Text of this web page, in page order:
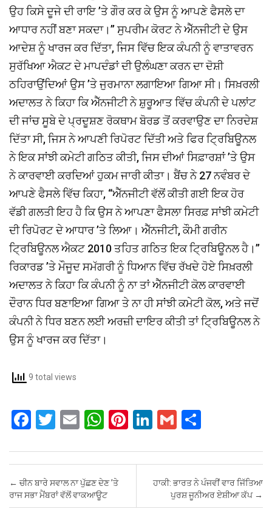
ਉਹ ਕਿਸੇ ਦੂਜੇ ਦੀ ਰਾਇ ’ਤੇ ਗੌਰ ਕਰ ਕੇ ਉਸ ਨੂੰ ਆਪਣੇ ਫੈਸਲੇ ਦਾ
ਆਧਾਰ ਨਹੀਂ ਬਣਾ ਸਕਦਾ।’’ ਸੁਪਰੀਮ ਕੋਰਟ ਨੇ ਐੱਨਜੀਟੀ ਦੇ ਉਸ
ਆਦੇਸ਼ ਨੂੰ ਖਾਰਜ ਕਰ ਦਿੱਤਾ, ਜਿਸ ਵਿੱਚ ਇਕ ਕੰਪਨੀ ਨੂੰ ਵਾਤਾਵਰਨ
ਸੁਰੱਖਿਆ ਐਕਟ ਦੇ ਮਾਪਦੰਡਾਂ ਦੀ ਉਲੰਘਣਾ ਕਰਨ ਦਾ ਦੋਸ਼ੀ
ਠਹਿਰਾਉਂਦਿਆਂ ਉਸ ’ਤੇ ਜੁਰਮਾਨਾ ਲਗਾਇਆ ਗਿਆ ਸੀ। ਸਿਖ਼ਰਲੀ
ਅਦਾਲਤ ਨੇ ਕਿਹਾ ਕਿ ਐੱਨਜੀਟੀ ਨੇ ਸ਼ੁਰੂਆਤ ਵਿੱਚ ਕੰਪਨੀ ਦੇ ਪਲਾਂਟ
ਦੀ ਜਾਂਚ ਸੂਬੇ ਦੇ ਪ੍ਰਦੂਸ਼ਣ ਰੋਕਥਾਮ ਬੋਰਡ ਤੋਂ ਕਰਵਾਉਣ ਦਾ ਨਿਰਦੇਸ਼
ਦਿੱਤਾ ਸੀ, ਜਿਸ ਨੇ ਆਪਣੀ ਰਿਪੋਰਟ ਦਿੱਤੀ ਅਤੇ ਫਿਰ ਟ੍ਰਿਬਿਊਨਲ
ਨੇ ਇਕ ਸਾਂਝੀ ਕਮੇਟੀ ਗਠਿਤ ਕੀਤੀ, ਜਿਸ ਦੀਆਂ ਸਿਫ਼ਾਰਸ਼ਾਂ ’ਤੇ ਉਸ
ਨੇ ਕਾਰਵਾਈ ਕਰਦਿਆਂ ਹੁਕਮ ਜਾਰੀ ਕੀਤਾ। ਬੈਂਚ ਨੇ 27 ਨਵੰਬਰ ਦੇ
ਆਪਣੇ ਫੈਸਲੇ ਵਿੱਚ ਕਿਹਾ, ‘‘ਐੱਨਜੀਟੀ ਵੱਲੋਂ ਕੀਤੀ ਗਈ ਇਕ ਹੋਰ
ਵੱਡੀ ਗਲਤੀ ਇਹ ਹੈ ਕਿ ਉਸ ਨੇ ਆਪਣਾ ਫੈਸਲਾ ਸਿਰਫ਼ ਸਾਂਝੀ ਕਮੇਟੀ
ਦੀ ਰਿਪੋਰਟ ਦੇ ਆਧਾਰ ’ਤੇ ਲਿਆ। ਐੱਨਜੀਟੀ, ਕੌਮੀ ਗਰੀਨ
ਟ੍ਰਿਬਿਊਨਲ ਐਕਟ 2010 ਤਹਿਤ ਗਠਿਤ ਇਕ ਟ੍ਰਿਬਿਊਨਲ ਹੈ।’’
ਰਿਕਾਰਡ ’ਤੇ ਮੌਜੂਦ ਸਮੱਗਰੀ ਨੂੰ ਧਿਆਨ ਵਿੱਚ ਰੱਖਦੇ ਹੋਏ ਸਿਖ਼ਰਲੀ
ਅਦਾਲਤ ਨੇ ਕਿਹਾ ਕਿ ਕੰਪਨੀ ਨੂੰ ਨਾ ਤਾਂ ਐੱਨਜੀਟੀ ਕੋਲ ਕਾਰਵਾਈ
ਦੌਰਾਨ ਧਿਰ ਬਣਾਇਆ ਗਿਆ ਤੇ ਨਾ ਹੀ ਸਾਂਝੀ ਕਮੇਟੀ ਕੋਲ, ਅਤੇ ਜਦੋਂ
ਕੰਪਨੀ ਨੇ ਧਿਰ ਬਣਨ ਲਈ ਅਰਜ਼ੀ ਦਾਇਰ ਕੀਤੀ ਤਾਂ ਟ੍ਰਿਬਿਊਨਲ ਨੇ
ਉਸ ਨੂੰ ਖਾਰਜ ਕਰ ਦਿੱਤਾ।
9 total views
F
ce
b
o
T
tt
er
E
ail
W
at
s
A
Pi
er
Li
ke
dI
G
ail ar
e
Post navigation
← ਚੀਨ ਬਾਰੇ ਸਵਾਲ ਨਾ ਪੁੱਛਣ ਦੇਣ ’ਤੇ
ਰਾਜ ਸਭਾ ਮੈਂਬਰਾਂ ਵੱਲੋਂ ਵਾਕਆਊਟ
ਹਾਕੀ: ਭਾਰਤ ਨੇ ਪੰਜਵੀਂ ਵਾਰ ਜਿੱਤਿਆ
ਪੁਰਸ਼ ਜੂਨੀਅਰ ਏਸ਼ੀਆ ਕੱਪ →